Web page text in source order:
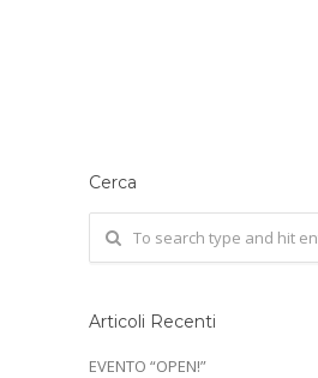
Cerca
Articoli Recenti
EVENTO “OPEN!”